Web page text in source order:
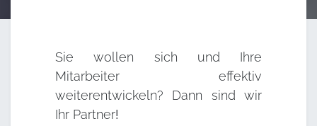
Sie wollen sich und Ihre
Mitarbeiter effektiv
weiterentwickeln? Dann sind wir
Ihr Partner!